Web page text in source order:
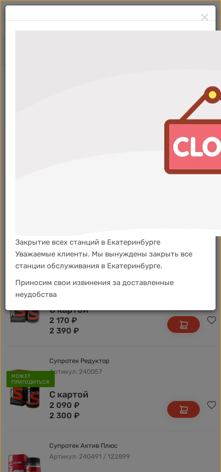
Фильтры
1 110₽
ПРИГОДИТЬСЯ
Артикул: 240033 / 121038
С картой
2 170 ₽
2 390 ₽
МОЖЕТ
ПРИГОДИТЬСЯ
Супротек Редуктор
Артикул: 240057
С картой
2 090 ₽
2 300 ₽
Супротек Актив Плюс
Артикул: 240491 / 122899
Закрытие всех станций в Екатеринбурге
Уважаемые клиенты. Мы вынуждены закрыть все
станции обслуживания в Екатеринбурге.
Приносим свои извинения за доставленные
неудобства